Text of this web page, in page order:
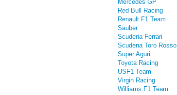
Mercedes GP
Red Bull Racing
Renault F1 Team
Sauber
Scuderia Ferrari
Scuderia Toro Rosso
Super Aguri
Toyota Racing
USF1 Team
Virgin Racing
Williams F1 Team